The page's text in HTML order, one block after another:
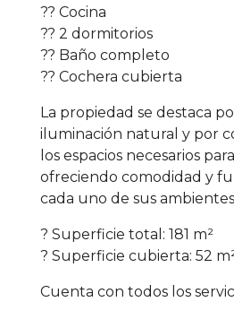
?? Cocina
?? 2 dormitorios
?? Baño completo
?? Cochera cubierta
La propiedad se destaca
iluminación natural y por
los espacios necesarios
ofreciendo comodidad y
cada uno de sus
? Superficie total: 181 m²
? Superficie cubierta: 52
Cuenta con todos los